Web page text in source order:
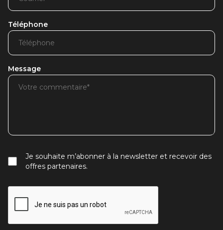
Téléphone
Message
Je souhaite m’abonner à la newsletter et recevoir des
offres partenaires.